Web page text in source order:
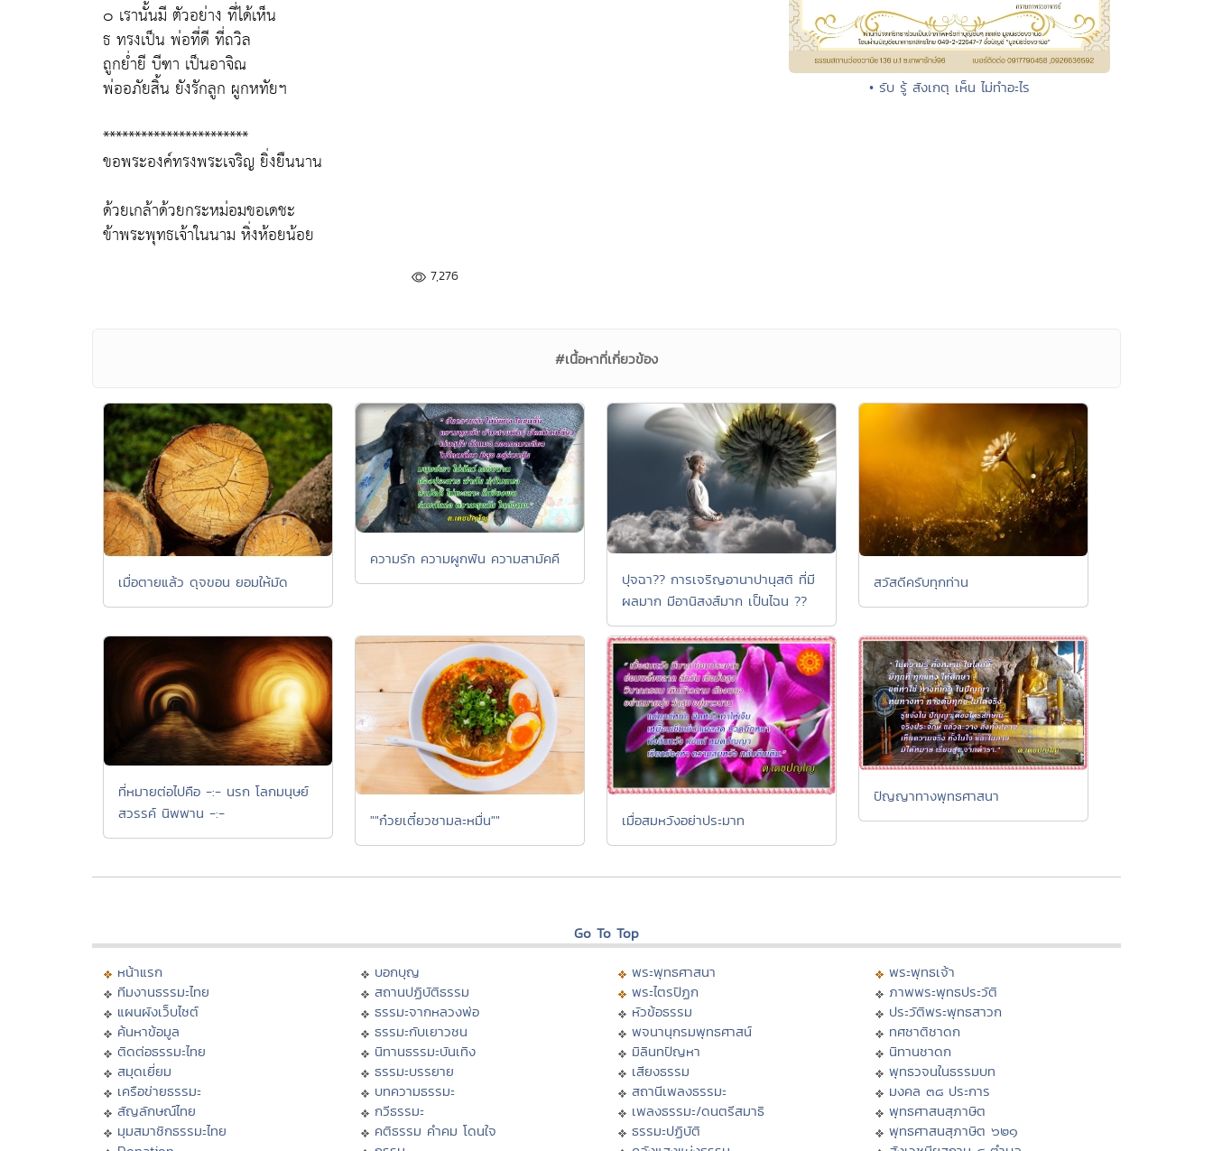
๐ เรานั้นมี ตัวอย่าง ที่ได้เห็น
ธ ทรงเป็น พ่อที่ดี ที่ถวิล
ถูกย่ำยี บีฑา เป็นอาจิณ
พ่ออภัยสิ้น ยังรักลูก ผูกหทัยฯ
***********************
ขอพระองค์ทรงพระเจริญ ยิ่งยืนนาน
ด้วยเกล้าด้วยกระหม่อมขอเดชะ
ข้าพระพุทธเจ้าในนาม หิ่งห้อยน้อย
7,276
• รับ รู้ สังเกตุ เห็น ไม่ทำอะไร
#เนื้อหาที่เกี่ยวข้อง
เมื่อตายแล้ว ดุจขอน ยอมให้มัด
ความรัก ความผูกพัน ความสามัคคี
ปุจฉา?? การเจริญอานาปานุสติ ที่มี
ผลมาก มีอานิสงส์มาก เป็นไฉน ??
สวัสดีครับทุกท่าน
ที่หมายต่อไปคือ -:- นรก โลกมนุษย์
สวรรค์ นิพพาน -:-
""ก๋วยเตี๋ยวชามละหมื่น"" เมื่อสมหวังอย่าประมาท
ปัญญาทางพุทธศาสนา
Go To Top
หน้าแรก
ทีมงานธรรมะไทย
แผนผังเว็บไซต์
ค้นหาข้อมูล
ติดต่อธรรมะไทย
สมุดเยี่ยม
เครือข่ายธรรมะ
สัญลักษณ์ไทย
มุมสมาชิกธรรมะไทย
บอกบุญ
สถานปฏิบัติธรรม
ธรรมะจากหลวงพ่อ
ธรรมะกับเยาวชน
นิทานธรรมะบันเทิง
ธรรมะบรรยาย
บทความธรรมะ
กวีธรรมะ
คติธรรม คำคม โดนใจ
พระพุทธศาสนา
พระไตรปิฏก
หัวข้อธรรม
พจนานุกรมพุทธศาสน์
มิลินทปัญหา
เสียงธรรม
สถานีเพลงธรรมะ
เพลงธรรมะ/ดนตรีสมาธิ
ธรรมะปฏิบัติ
พระพุทธเจ้า
ภาพพระพุทธประวัติ
ประวัติพระพุทธสาวก
ทศชาติชาดก
นิทานชาดก
พุทธวจนในธรรมบท
มงคล ๓๘ ประการ
พุทธศาสนสุภาษิต
พุทธศาสนสุภาษิต ๖๒๑